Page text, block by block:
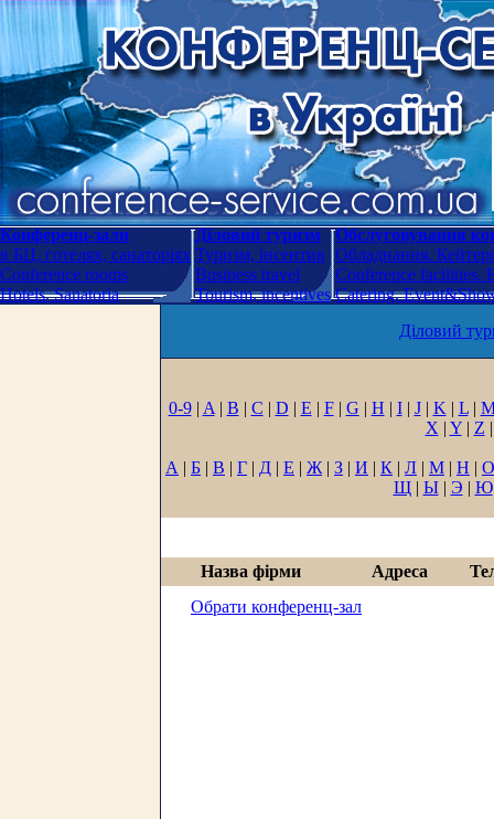
Конференц-зали
в БЦ, готелях, санаторіях
Conference rooms
Hotels. Sanatoria
Діловий туризм
Туризм, інсентив
Business travel
Tourism, incentives
Обслуговування
Обладнання.
Conference facilities.
Catering.
Діловий
0-9| A | B | C | D | E | F| G | H | I| J| K | L|
X | Y| Z |
А | Б | В | Г | Д | Е | Ж | З | И | К | Л | М | Н | О
Щ| Ы| Э | Ю
Назва фірми Адреса
Обрати конференц-зал